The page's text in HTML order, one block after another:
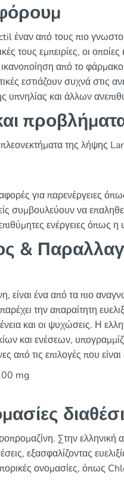
έναν από τους πιο
τους εμπειρίες, οι
ικανοποίηση από το
εστιάζουν συχνά στις
υπνηλίας και άλλων
της λήψης
για παρενέργειες
συμβουλεύουν να
ενέργειες όπως η
&
ένα από τα πιο
την απαραίτητη
και οι ψυχώσεις. Η
και ενέσεων,
τις επιλογές που είναι
mg
Στην
εξασφαλίζοντας
ονομασίες, όπως